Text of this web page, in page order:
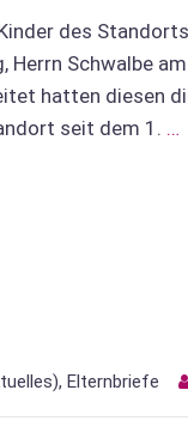
des
Schwalbe
hatten diesen
seit dem 1. …
, Elternbriefe